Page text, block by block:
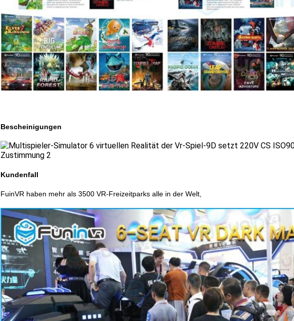
Bescheinigungen
Kundenfall
FuinVR haben mehr als 3500 VR-Freizeitparks alle in der Welt,